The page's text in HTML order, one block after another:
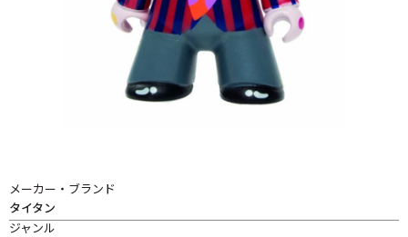
メーカー・ブランド
タイタン
ジャンル